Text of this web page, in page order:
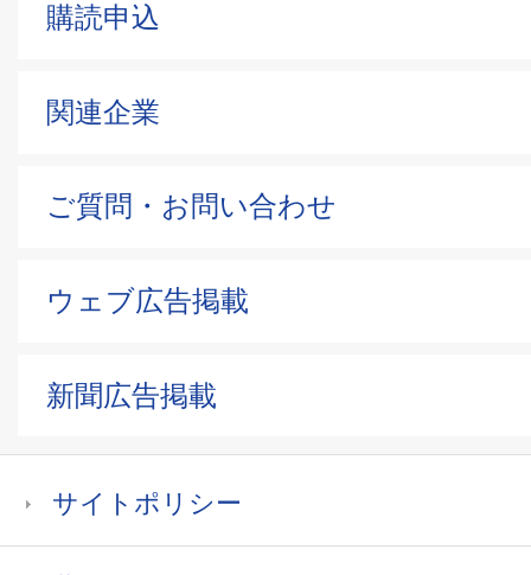
購読申込
関連企業
ご質問・お問い合わせ
ウェブ広告掲載
新聞広告掲載
サイトポリシー